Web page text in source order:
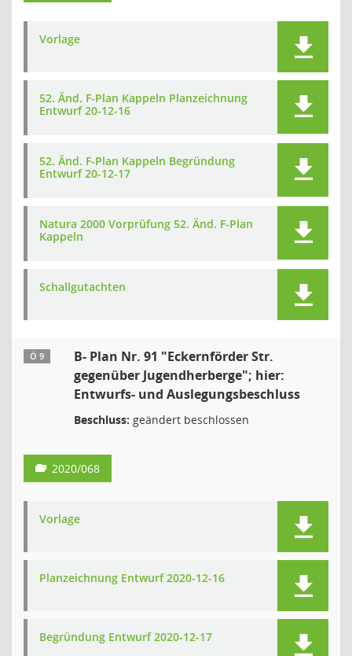
Vorlage
52. Änd. F-Plan Kappeln Planzeichnung
Entwurf 20-12-16
52. Änd. F-Plan Kappeln Begründung
Entwurf 20-12-17
Natura 2000 Vorprüfung 52. Änd. F-Plan
Kappeln
Schallgutachten
Ö 9
B- Plan Nr. 91 "Eckernförder Str.
gegenüber Jugendherberge"; hier:
Entwurfs- und Auslegungsbeschluss
Beschluss: geändert beschlossen
2020/068
Vorlage
Planzeichnung Entwurf 2020-12-16
Begründung Entwurf 2020-12-17